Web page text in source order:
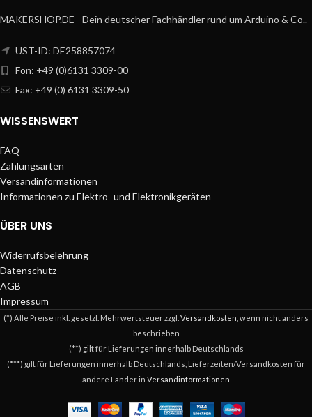
MAKERSHOP.DE - Dein deutscher Fachhändler rund um Arduino & Co..
UST-ID: DE258857074
Fon: +49 (0)6131 3309-00
Fax: +49 (0) 6131 3309-50
WISSENSWERT
FAQ
Zahlungsarten
Versandinformationen
Informationen zu Elektro- und Elektronikgeräten
ÜBER UNS
Widerrufsbelehrung
Datenschutz
AGB
Impressum
(*) Alle Preise inkl. gesetzl. Mehrwertsteuer zzgl. Versandkosten , wenn nicht anders
beschrieben
(**) gilt für Lieferungen innerhalb Deutschlands
(***) gilt für Lieferungen innerhalb Deutschlands, Lieferzeiten/Versandkosten für
andere Länder in Versandinformationen